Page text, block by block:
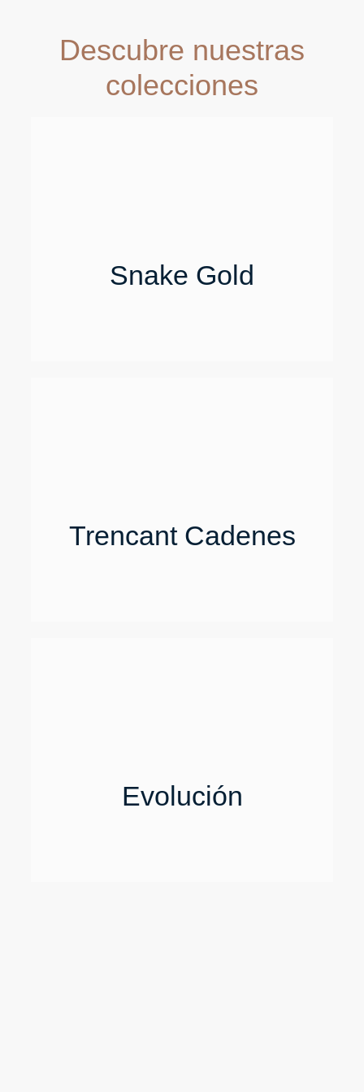
Descubre nuestras
colecciones
Snake Gold
Trencant Cadenes
Evolución